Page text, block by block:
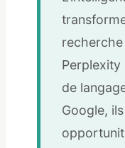
recherche
Perplexity
de
Google,